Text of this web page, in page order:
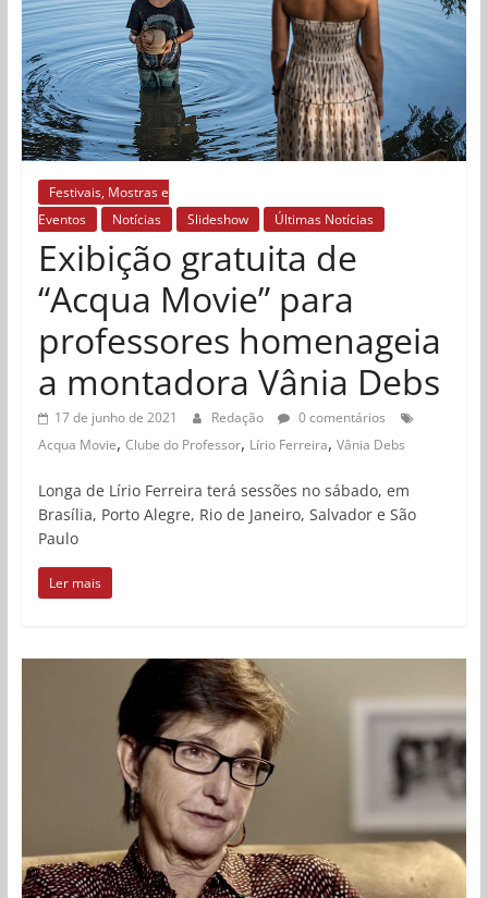
Festivais, Mostras e
Eventos
Notícias Slideshow Últimas Notícias
Exibição gratuita de
“Acqua Movie” para
professores homenageia
a montadora Vânia Debs
17 de junho de 2021 Redação
0 comentários
Acqua Movie, Clube do Professor, Lírio Ferreira, Vânia Debs
Longa de Lírio Ferreira terá sessões no sábado, em
Brasília, Porto Alegre, Rio de Janeiro, Salvador e São
Paulo
Ler mais